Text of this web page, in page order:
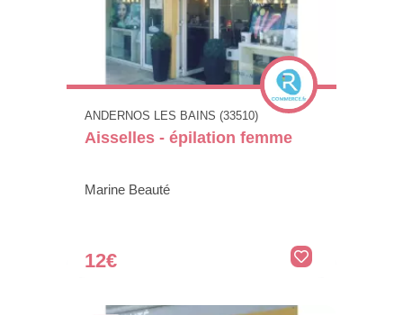
ANDERNOS LES BAINS (33510)
Aisselles - épilation femme
Marine Beauté
12€